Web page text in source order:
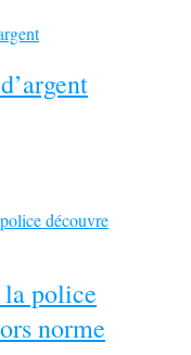
la police
norme